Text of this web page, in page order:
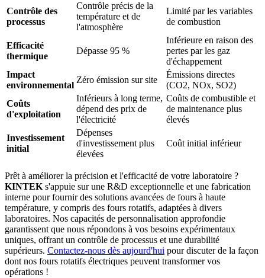
Contrôle des
processus
Contrôle précis de la
température et de
l'atmosphère
Limité par les variables
de combustion
Efficacité
thermique
Dépasse 95 %
Inférieure en raison des
pertes par les gaz
d'échappement
Impact
environnemental
Zéro émission sur site
Émissions directes
(CO2, NOx, SO2)
Coûts
d'exploitation
Inférieurs à long terme,
dépend des prix de
l'électricité
Coûts de combustible et
de maintenance plus
élevés
Investissement
initial
Dépenses
d'investissement plus
élevées
Coût initial inférieur
Prêt à améliorer la précision et l'efficacité de votre laboratoire ?
KINTEK s'appuie sur une R&D exceptionnelle et une fabrication
interne pour fournir des solutions avancées de fours à haute
température, y compris des fours rotatifs, adaptées à divers
laboratoires. Nos capacités de personnalisation approfondie
garantissent que nous répondons à vos besoins expérimentaux
uniques, offrant un contrôle de processus et une durabilité
supérieurs. Contactez-nous dès aujourd'hui pour discuter de la façon
dont nos fours rotatifs électriques peuvent transformer vos
opérations !